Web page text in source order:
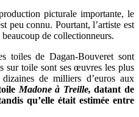
picturale importante, le
peu connu. Pourtant, l’artiste est
de collectionneurs.
toiles de Dagan-Bouveret sont
sur toile sont ses œuvres les plus
de milliers d’euros aux
Madone à Treille,datant de
qu’elle était estimée entre